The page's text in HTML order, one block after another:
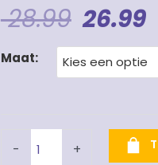
28.99
Prijs
Was:
26.99
Maat:
-
Frogs
sweater
jongens
+